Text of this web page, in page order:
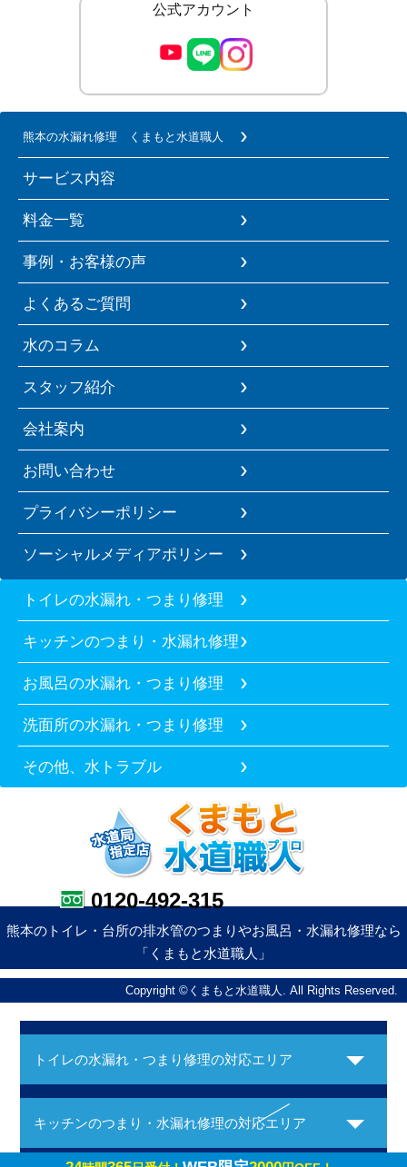
公式アカウント
熊本の水漏れ修理 くまもと水道職人
サービス内容
料金一覧
事例・お客様の声
よくあるご質問
水のコラム
スタッフ紹介
会社案内
お問い合わせ
プライバシーポリシー
ソーシャルメディアポリシー
トイレの水漏れ・つまり修理
キッチンのつまり・水漏れ修理
お風呂の水漏れ・つまり修理
洗面所の水漏れ・つまり修理
その他、水トラブル
0120-492-315
熊本のトイレ・台所の排水管のつまりやお風呂・水漏れ修理なら
「くまもと水道職人」
Copyright ©くまもと水道職人. All Rights Reserved.
トイレの水漏れ・つまり修理の対応エリア
キッチンのつまり・水漏れ修理の対応エリア